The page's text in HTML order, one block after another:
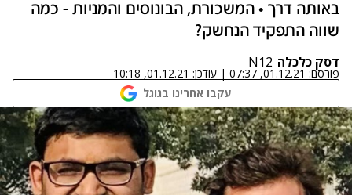
באותה דרך • המשכורת, הבונוסים והמניות - כמה
שווה התפקיד הנחשק?
דסק כלכלה N12
פורסם: 01.12.21, 07:37
| עודכן: 01.12.21, 10:18
עקבו אחרינו בגוגל